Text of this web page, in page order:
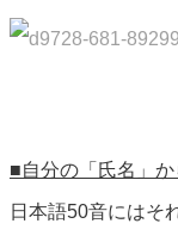
■自分の「氏名」か
日本語50音にはそ